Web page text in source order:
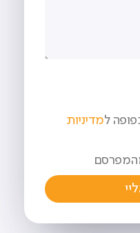
למדיניות